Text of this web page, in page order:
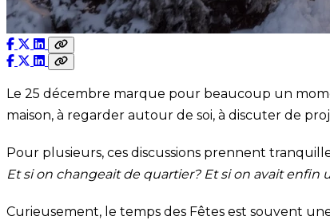
Le 25 décembre marque pour beaucoup un
maison, à regarder autour de soi, à discuter de
Pour plusieurs, ces discussions prennent
Et si on changeait de quartier? Et si on avait
Curieusement, le temps des Fêtes est souvent